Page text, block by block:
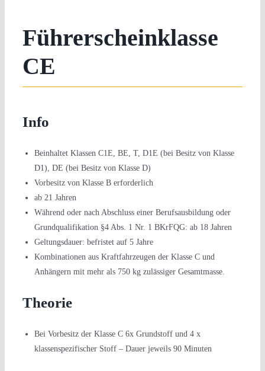
Führerscheinklasse
CE
Info
Beinhaltet Klassen C1E, BE, T, D1E (bei Besitz von Klasse
D1), DE (bei Besitz von Klasse D)
Vorbesitz von Klasse B erforderlich
ab 21 Jahren
Während oder nach Abschluss einer Berufsausbildung oder
Grundqualifikation §4 Abs. 1 Nr. 1 BKrFQG: ab 18 Jahren
Geltungsdauer: befristet auf 5 Jahre
Kombinationen aus Kraftfahrzeugen der Klasse C und
Anhängern mit mehr als 750 kg zulässiger Gesamtmasse.
Theorie
Bei Vorbesitz der Klasse C 6x Grundstoff und 4 x
klassenspezifischer Stoff – Dauer jeweils 90 Minuten